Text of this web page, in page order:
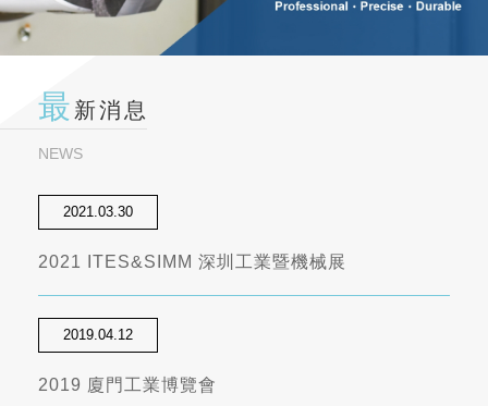
最 新消息
NEWS
2021.03.30
2021 ITES&SIMM 深圳工業暨機械展
2019.04.12
2019 廈門工業博覽會